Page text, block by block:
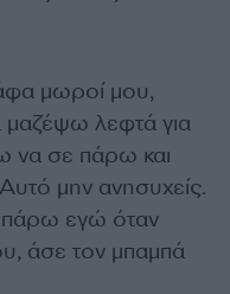
μωροί μου,
λεφτά για
να σε πάρω και
μην ανησυχείς.
εγώ όταν
άσε τον μπαμπά